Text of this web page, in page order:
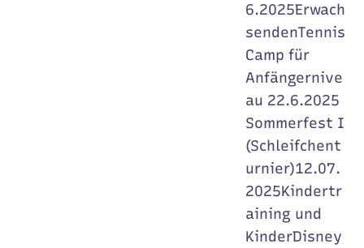
6.2025Erwach
sendenTennis
Camp für
Anfängernive
au 22.6.2025
Sommerfest I
(Schleifchent
urnier)12.07.
2025Kindertr
aining und
KinderDisney